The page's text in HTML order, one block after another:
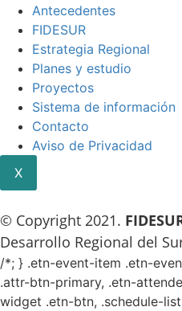
Antecedentes
FIDESUR
Estrategia Regional
Planes y estudio
Proyectos
Sistema de información
Contacto
Aviso de Privacidad
X
© Copyright 2021.
Desarrollo Regional del
/*; } .etn-event-item .etn-
.attr-btn-primary, .etn-
widget .etn-btn, .schedule-